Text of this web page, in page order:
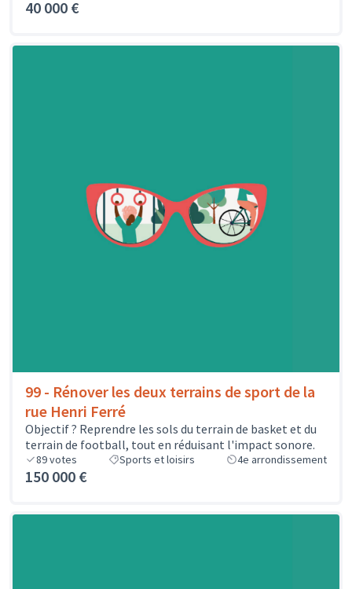
40 000 €
99 - Rénover les deux terrains de sport de la
rue Henri Ferré
Objectif ? Reprendre les sols du terrain de basket et du
terrain de football, tout en réduisant l'impact sonore.
89votes Sports et loisirs 4e arrondissement
150 000 €